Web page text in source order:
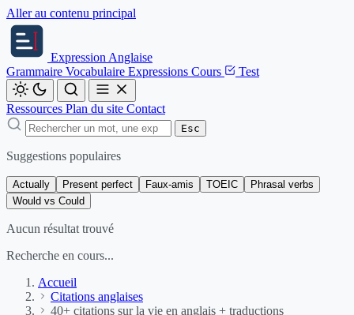
Aller au contenu principal
Expression Anglaise
Grammaire Vocabulaire Expressions Cours Test
Ressources Plan du site Contact
Esc
Suggestions populaires
Actually Present perfect Faux-amis TOEIC
Phrasal verbs
Would vs Could
Aucun résultat trouvé
Recherche en cours...
Accueil
Citations anglaises
40+ citations sur la vie en anglais + traductions